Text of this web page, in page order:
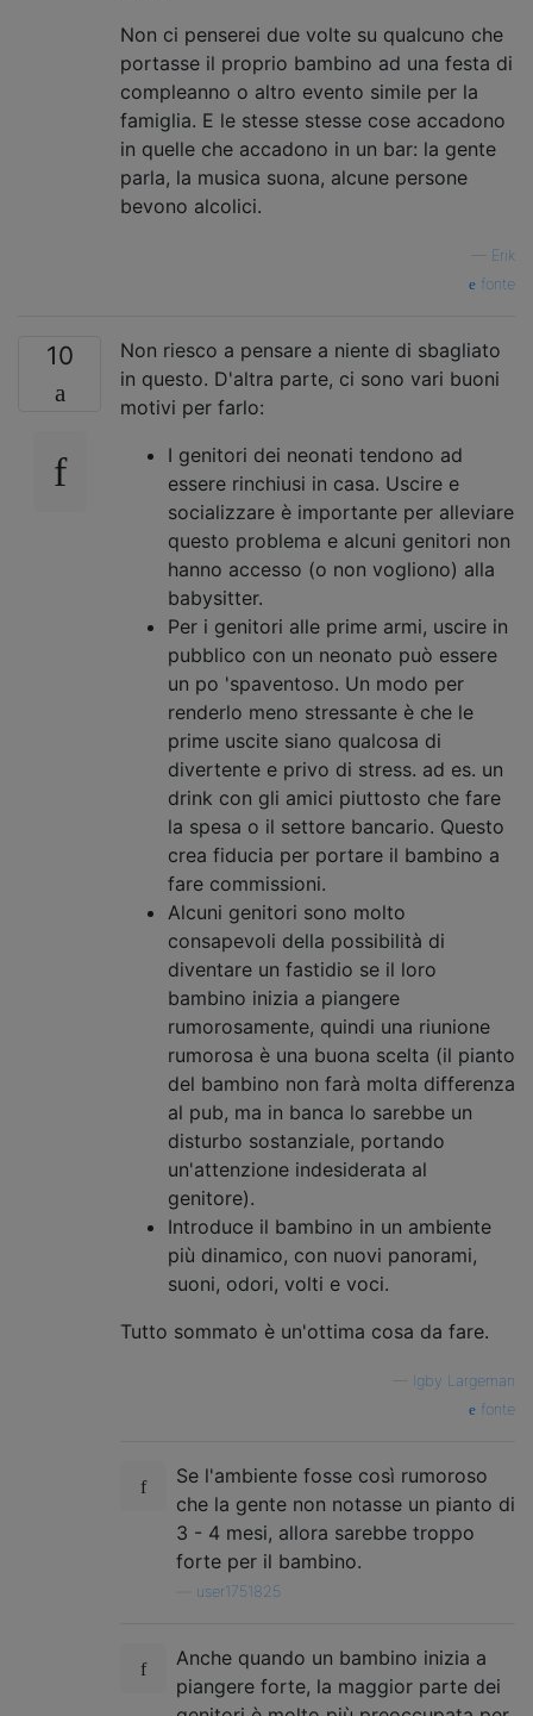
Non ci penserei due volte su qualcuno che
portasse il proprio bambino ad una festa di
compleanno o altro evento simile per la
famiglia. E le stesse stesse cose accadono
in quelle che accadono in un bar: la gente
parla, la musica suona, alcune persone
bevono alcolici.
Erik
fonte
10
Non riesco a pensare a niente di sbagliato
in questo. D'altra parte, ci sono vari buoni
motivi per farlo:
I genitori dei neonati tendono ad
essere rinchiusi in casa. Uscire e
socializzare è importante per alleviare
questo problema e alcuni genitori non
hanno accesso (o non vogliono) alla
babysitter.
Per i genitori alle prime armi, uscire in
pubblico con un neonato può essere
un po 'spaventoso. Un modo per
renderlo meno stressante è che le
prime uscite siano qualcosa di
divertente e privo di stress. ad es. un
drink con gli amici piuttosto che fare
la spesa o il settore bancario. Questo
crea fiducia per portare il bambino a
fare commissioni.
Alcuni genitori sono molto
consapevoli della possibilità di
diventare un fastidio se il loro
bambino inizia a piangere
rumorosamente, quindi una riunione
rumorosa è una buona scelta (il pianto
del bambino non farà molta differenza
al pub, ma in banca lo sarebbe un
disturbo sostanziale, portando
un'attenzione indesiderata al
genitore).
Introduce il bambino in un ambiente
più dinamico, con nuovi panorami,
suoni, odori, volti e voci.
Tutto sommato è un'ottima cosa da fare.
Igby Largeman
fonte
Se l'ambiente fosse così rumoroso
che la gente non notasse un pianto di
3 - 4 mesi, allora sarebbe troppo
forte per il bambino.
user1751825
Anche quando un bambino inizia a
piangere forte, la maggior parte dei